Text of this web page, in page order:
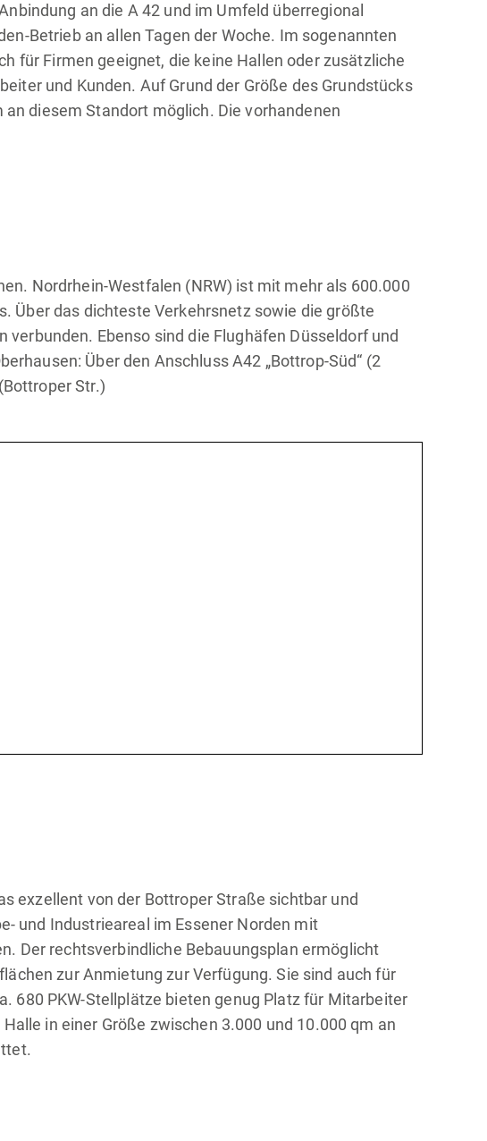
an die A 42 und im Umfeld überregional
Betrieb an allen Tagen der Woche. Im sogenannten
für Firmen geeignet, die keine Hallen oder zusätzliche
und Kunden. Auf Grund der Größe des Grundstücks
diesem Standort möglich. Die vorhandenen
Nordrhein-Westfalen (NRW) ist mit mehr als 600.000
Über das dichteste Verkehrsnetz sowie die größte
Ebenso sind die Flughäfen Düsseldorf und
Über den Anschluss A42 „Bottrop-Süd“ (2
Str.)
exzellent von der Bottroper Straße sichtbar und
und Industrieareal im Essener Norden mit
Der rechtsverbindliche Bebauungsplan ermöglicht
zur Anmietung zur Verfügung. Sie sind auch für
680 PKW-Stellplätze bieten genug Platz für Mitarbeiter
in einer Größe zwischen 3.000 und 10.000 qm an